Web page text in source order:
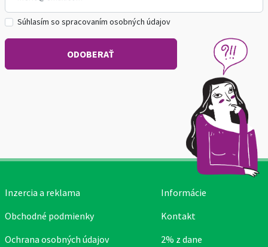
Súhlasím so spracovaním osobných údajov
Inzercia a reklama
Obchodné podmienky
Ochrana osobných údajov
Informácie
Kontakt
2% z dane